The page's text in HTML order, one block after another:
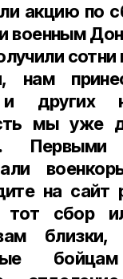
акцию по
военным
нам
и других
мы уже
Первыми
на сайт
тот сбор
близки,